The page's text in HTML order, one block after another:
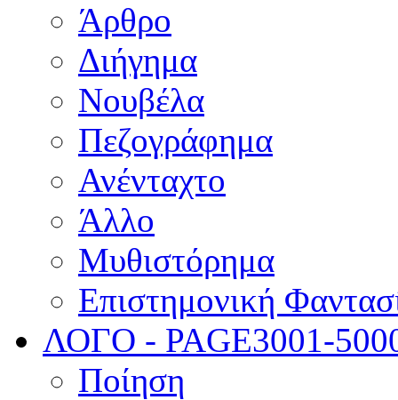
Άρθρο
Διήγημα
Νουβέλα
Πεζογράφημα
Ανένταχτο
Άλλο
Μυθιστόρημα
Επιστημονική
ΛΟΓΟ - PAGE3001-
Ποίηση